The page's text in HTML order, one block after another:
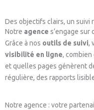
Des objectifs clairs, un suivi
Notre agence s’engage sur
Grâce à nos outils de suivi,
visibilité en ligne,
et quelles pages génèrent
régulière, des rapports
Notre agence : votre